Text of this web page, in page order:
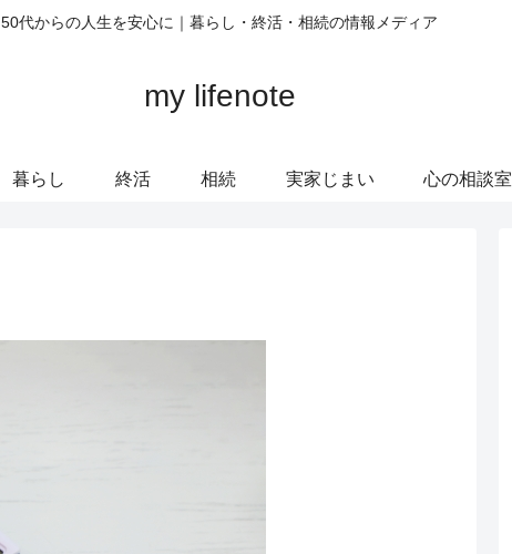
50代からの人生を安心に｜暮らし・終活・相続の情報メディア
my lifenote
暮らし 終活 相続 実家じまい 心の相談室